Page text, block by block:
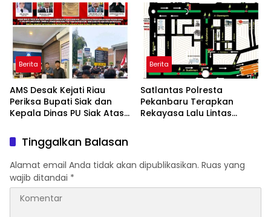
dalam kasus korupsi SPRH
rohil
Sangat Menarik dan Bagus
Berita
AMS Desak Kejati Riau
Periksa Bupati Siak dan
Kepala Dinas PU Siak Atas
Yang Diduga Tidak Sesuai
Spek Standar SNI
Berita
Satlantas Polresta
Pekanbaru Terapkan
Rekayasa Lalu Lintas
Tinggalkan Balasan
Alamat email Anda tidak akan dipublikasikan. Ruas yang
wajib ditandai *